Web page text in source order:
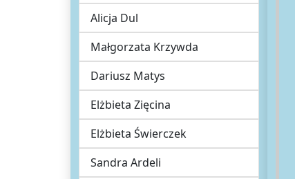
Alicja Dul
Małgorzata Krzywda
Dariusz Matys
Elżbieta Zięcina
Elżbieta Świerczek
Sandra Ardeli